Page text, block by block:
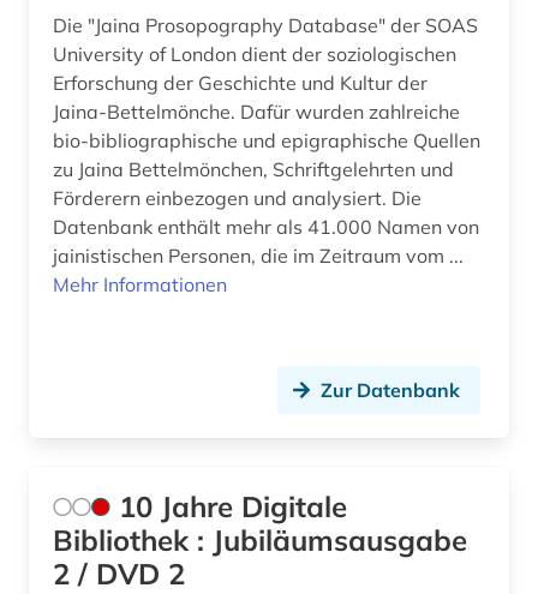
arbeitsrecht (3)
arbeitssicherheit (2)
arbeitssoziologie (1)
architektur (4)
archivbestand (3)
archäologie (3)
artek (2)
asean (1)
Lettland (3)
Litauen (3)
Luxemburg (1)
Makedonien (4)
Mecklenburg-Vorpommern (4)
Nordamerika (3)
Die "Jaina Prosopography Database" der SOAS
University of London dient der soziologischen
Erforschung der Geschichte und Kultur der
Jaina-Bettelmönche. Dafür wurden zahlreiche
bio-bibliographische und epigraphische Quellen
zu Jaina Bettelmönchen, Schriftgelehrten und
Förderern einbezogen und analysiert. Die
Datenbank enthält mehr als 41.000 Namen von
jainistischen Personen, die im Zeitraum vom ...
Mehr Informationen
Zur Datenbank
10 Jahre Digitale
Bibliothek : Jubiläumsausgabe
2 / DVD 2